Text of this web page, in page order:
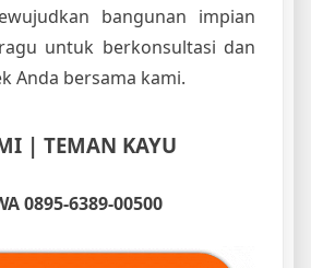
bangunan impian
untuk berkonsultasi dan
Anda bersama kami.
| TEMAN KAYU
0895-6389-00500